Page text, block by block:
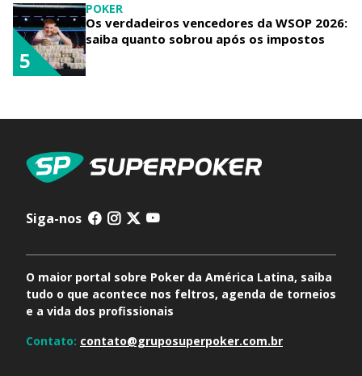
POKER
Os verdadeiros vencedores da WSOP 2026:
saiba quanto sobrou após os impostos
5
Siga-nos
O maior portal sobre Poker da América Latina, saiba
tudo o que acontece nos feltros, agenda de torneios
e a vida dos profissionais
Contato: contato@gruposuperpoker.com.br